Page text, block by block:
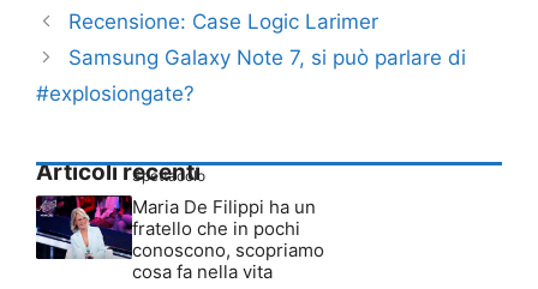
Recensione: Case Logic Larimer
Samsung Galaxy Note 7, si può parlare di
#explosiongate?
Articoli recenti
Spettacolo
Maria De Filippi ha un
fratello che in pochi
conoscono, scopriamo
cosa fa nella vita